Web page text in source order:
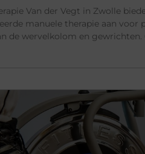
Van der Vegt in Zwolle
manuele therapie aan voor
de wervelkolom en gewrichten.